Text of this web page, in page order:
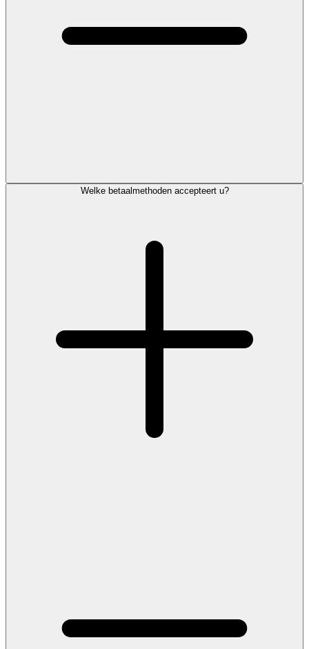
Welke betaalmethoden accepteert u?